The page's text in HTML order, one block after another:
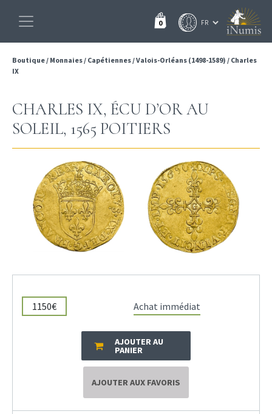
0
Boutique/ Monnaies/ Capétiennes/Valois-Orléans (1498-1589) / Charles
IX
CHARLES IX, ÉCU D’OR AU
SOLEIL, 1565 POITIERS
1150€ Achat immédiat
AJOUTER AU
PANIER
AJOUTER AUX FAVORIS